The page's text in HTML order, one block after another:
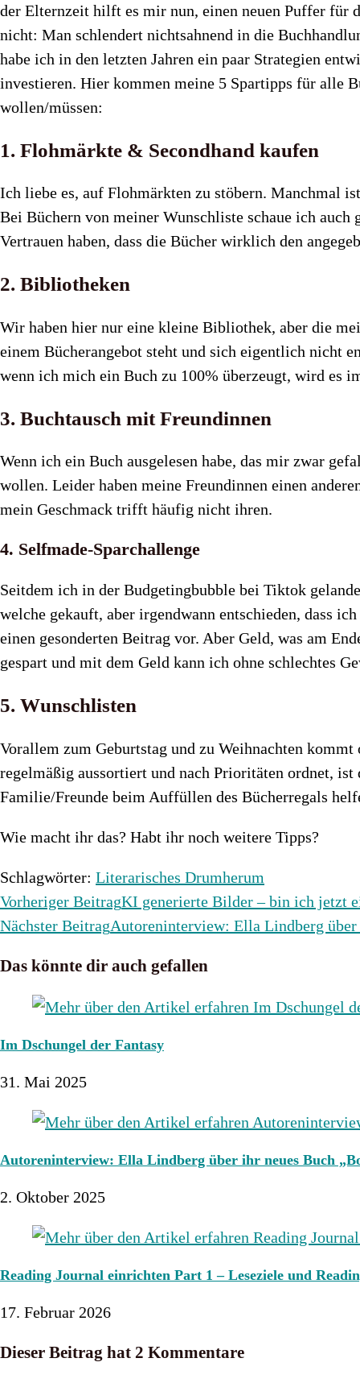
der Elternzeit hilft es mir nun, einen neuen Puffer für
nicht: Man schlendert nichtsahnend in die
habe ich in den letzten Jahren ein paar Strategien
investieren. Hier kommen meine 5 Spartipps für alle
wollen/müssen:
1. Flohmärkte & Secondhand kaufen
Ich liebe es, auf Flohmärkten zu stöbern. Manchmal
Bei Büchern von meiner Wunschliste schaue ich
Vertrauen haben, dass die Bücher wirklich den
2. Bibliotheken
Wir haben hier nur eine kleine Bibliothek, aber die
einem Bücherangebot steht und sich eigentlich nicht
wenn ich mich ein Buch zu 100% überzeugt, wird es
3. Buchtausch mit Freundinnen
Wenn ich ein Buch ausgelesen habe, das mir zwar
wollen. Leider haben meine Freundinnen einen
mein Geschmack trifft häufig nicht ihren.
4. Selfmade-Sparchallenge
Seitdem ich in der Budgetingbubble bei Tiktok
welche gekauft, aber irgendwann entschieden, dass
einen gesonderten Beitrag vor. Aber Geld, was am
gespart und mit dem Geld kann ich ohne schlechtes
5. Wunschlisten
Vorallem zum Geburtstag und zu Weihnachten
regelmäßig aussortiert und nach Prioritäten ordnet,
Familie/Freunde beim Auffüllen des Bücherregals
Wie macht ihr das? Habt ihr noch weitere Tipps?
Schlagwörter: Literarisches Drumherum
Weitere
Artikel
Vorheriger BeitragKI generierte Bilder – bin ich jetzt
Nächster BeitragAutoreninterview: Ella Lindberg
Das könnte dir auch gefallen
Im Dschungel der Fantasy
31. Mai 2025
Autoreninterview: Ella Lindberg über ihr neues Buch
2. Oktober 2025
Reading Journal einrichten Part 1 – Leseziele und
17. Februar 2026
Dieser Beitrag hat 2 Kommentare